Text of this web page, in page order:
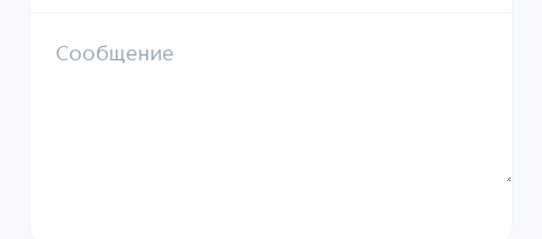
Сообщение